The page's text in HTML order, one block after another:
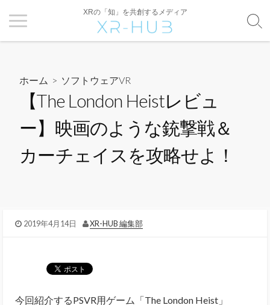
XRの「知」を共創するメディア
ホーム > ソフトウェアVR
【The London Heistレビュ
ー】映画のような銃撃戦＆
カーチェイスを攻略せよ！
2019年4月14日 XR-HUB 編集部
今回紹介するPSVR用ゲーム「The London Heist」